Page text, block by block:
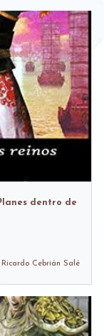
dentro de
Ricardo Cebrián Salé